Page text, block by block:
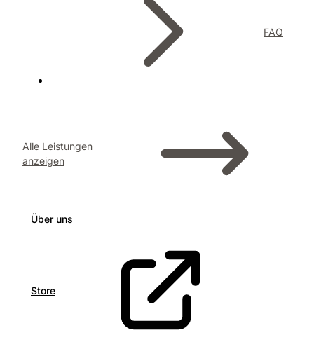
FAQ
Alle Leistungen
anzeigen
Über uns
Store